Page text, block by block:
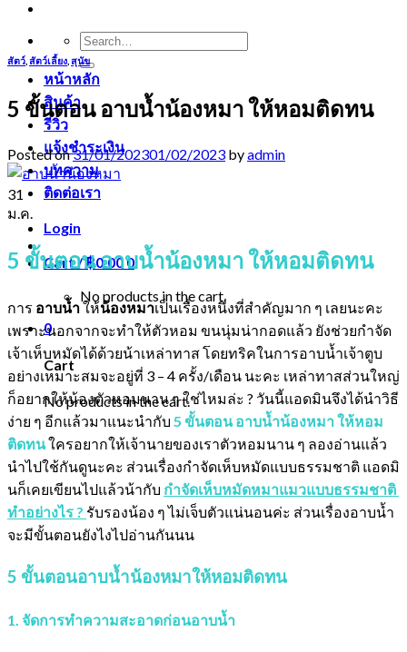
Search
for:
หน้าหลัก
สินค้า
รีวิว
แจ้งชำระเงิน
บทความ
ติดต่อเรา
Login
Cart /฿0.000
No products in the cart.
0
Cart
No products in the cart.
สัตว์ สัตว์เลี้ยง สุนัข
5 ขั้นตอน อาบน้ำน้องหมา ให้หอมติดทน
Posted on31/01/202301/02/2023 byadmin
31
ม.ค.
5 ขั้นตอน อาบน้ำน้องหมา ให้หอมติดทน
การ อาบน้ำให้น้องหมาเป็นเรื่องหนึ่งที่สำคัญมาก ๆ เลยนะคะ
เพราะนอกจากจะทำให้ตัวหอม ขนนุ่มน่ากอดแล้ว ยังช่วยกำจัด
เจ้าเห็บหมัดได้ด้วยน้าเหล่าทาส โดยทริคในการอาบน้ำเจ้าตูบ
อย่างเหมาะสมจะอยู่ที่ 3 – 4 ครั้ง/เดือน นะคะ เหล่าทาสส่วนใหญ่
ก็อยากให้น้องตัวหอมนาน ๆ ใช่ไหมล่ะ ? วันนี้แอดมินจึงได้นำวิธี
ง่าย ๆ อีกแล้วมาแนะนำกับ 5 ขั้นตอน อาบน้ำน้องหมา ให้หอม
ติดทนใครอยากให้เจ้านายของเราตัวหอมนาน ๆ ลองอ่านแล้ว
นำไปใช้กันดูนะคะ ส่วนเรื่องกำจัดเห็บหมัดแบบธรรมชาติ แอดมิ
นก็เคยเขียนไปแล้วน้ากับ กำจัดเห็บหมัดหมาแมวแบบธรรมชาติ
ทำอย่างไร ? รับรองน้อง ๆ ไม่เจ็บตัวแน่นอนค่ะ ส่วนเรื่องอาบน้ำ
จะมีขั้นตอนยังไงไปอ่านกันนน
5 ขั้นตอนอาบน้ำน้องหมาให้หอมติดทน
1. จัดการทำความสะอาดก่อนอาบน้ำ